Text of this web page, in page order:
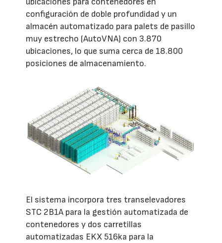
configuración de doble profundidad y un
almacén automatizado para palets de pasillo
muy estrecho (AutoVNA) con 3.870
ubicaciones, lo que suma cerca de 18.800
posiciones de almacenamiento.
El sistema incorpora tres transelevadores
STC 2B1A para la gestión automatizada de
contenedores y dos carretillas
automatizadas EKX 516ka para la